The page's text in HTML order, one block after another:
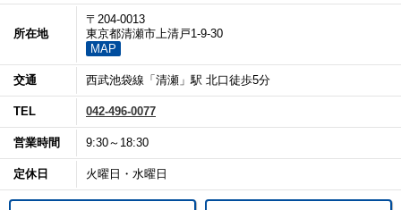
所在地
〒204-0013
東京都清瀬市上清戸1-9-30
MAP
交通 西武池袋線「清瀬」駅 北口徒歩5分
TEL 042-496-0077
営業時間 9:30～18:30
定休日 火曜日・水曜日